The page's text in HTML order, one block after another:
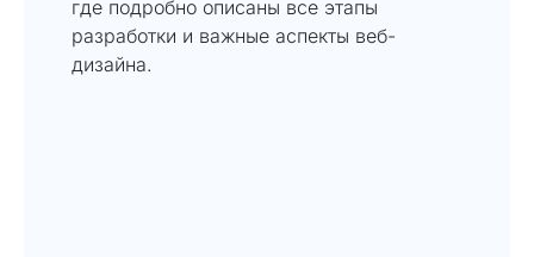
где подробно описаны все этапы
разработки и важные аспекты веб-
дизайна.